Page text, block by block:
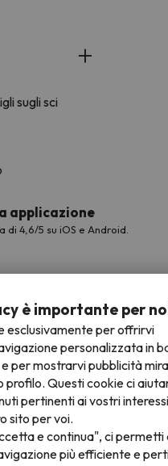
sugli sci
applicazione
di 4,6/5 su iOS e Android.
disponibili
è importante per
esclusivamente per offrirvi
personalizzata in
per mostrarvi pubblicità
profilo. Questi cookie ci
pertinenti ai vostri
sito per voi.
e continua", ci permetti
più efficiente e